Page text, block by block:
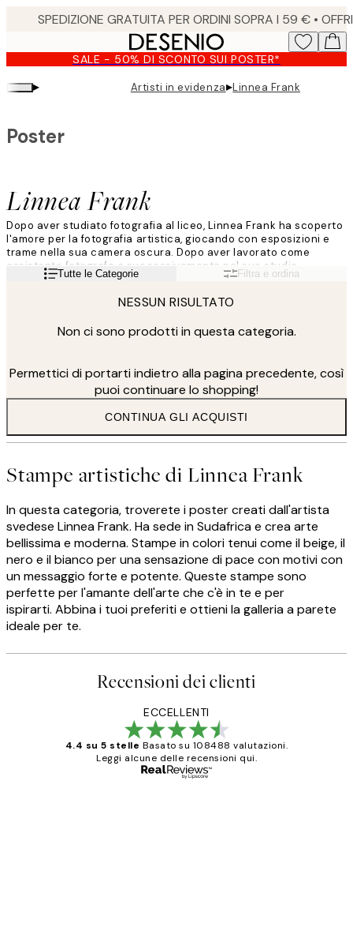
content.
SALE - 50% DI SCONTO SUI POSTER*
▸ Artisti in evidenza▸Linnea Frank
Linnea Frank
Poster
Dopo aver studiato fotografia al liceo, Linnea Frank ha scoperto
l'amore per la fotografia artistica, giocando con esposizioni e
trame nella sua camera oscura. Dopo aver lavorato come
assistente fotografa e successivamente nel suo studio
realizzando principalmente servizi di moda e bellezza, la sua
trasferita a Cape Town.
"Il mio lavoro inizia sempre con un elemento che mi parla,
quindi questo è il mio punto di partenza", dice.
Il processo creativo di Linnea include l'aggiunta di strati, trame,
luce e colori creando le intriganti lavori artistici per cui è nota.
"Non ho regole! La mia ispirazione può venire da luoghi ovvi o
fonte di ispirazione. Sento che il mio lavoro è sbocciato da
quando mi sono trasferita, principalmente perché mi sento
Leggi di piùTutte le Categorie Filtra e ordina
NESSUN RISULTATO
Non ci sono prodotti in questa categoria.
Permettici di portarti indietro alla pagina precedente, così
puoi continuare lo shopping!
CONTINUA GLI ACQUISTI
Stampe artistiche di Linnea Frank
In questa categoria, troverete i poster creati dall'artista
svedese Linnea Frank. Ha sede in Sudafrica e crea arte
bellissima e moderna. Stampe in colori tenui come il beige, il
nero e il bianco per una sensazione di pace con motivi con
un messaggio forte e potente. Queste stampe sono
perfette per l'amante dell'arte che c'è in te e per
ispirarti. Abbina i tuoi preferiti e ottieni la galleria a parete
ideale per te.
Recensioni dei clienti
ECCELLENTI
4.4 su 5 stelle Basato su 108488 valutazioni.
Leggi alcune delle recensioni qui.